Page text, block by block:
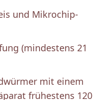
und Mikrochip-
(mindestens 21
mit einem
frühestens 120